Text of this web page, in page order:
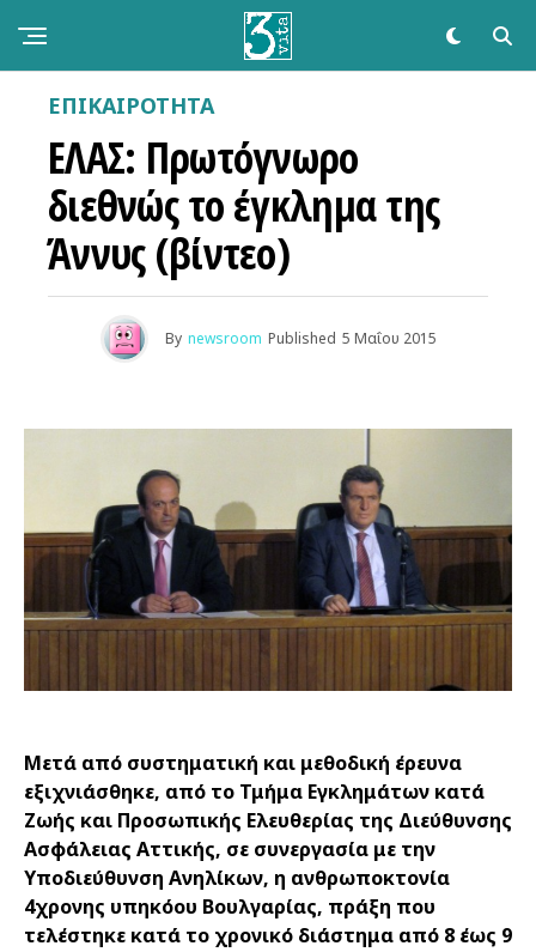
ΕΠΙΚΑΙΡΌΤΗΤΑ
ΕΛΑΣ: Πρωτόγνωρο
διεθνώς το έγκλημα της
Άννυς (βίντεο)
By newsroom Published 5 Μαΐου 2015
Μετά από συστηματική και μεθοδική έρευνα
εξιχνιάσθηκε, από το Τμήμα Εγκλημάτων κατά
Ζωής και Προσωπικής Ελευθερίας της Διεύθυνσης
Ασφάλειας Αττικής, σε συνεργασία με την
Υποδιεύθυνση Ανηλίκων, η ανθρωποκτονία
4χρονης υπηκόου Βουλγαρίας, πράξη που
τελέστηκε κατά το χρονικό διάστημα από 8 έως 9